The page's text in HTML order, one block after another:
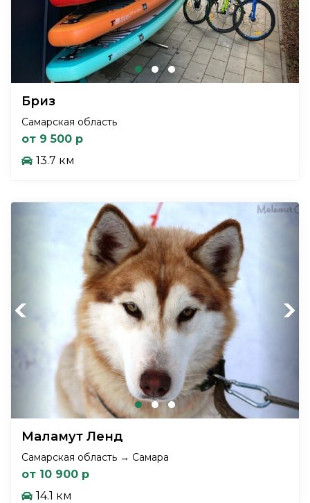
Бриз
Самарская область
от 9 500 р
13.7 км
Previous Next
Маламут Ленд
Самарская область → Самара
от 10 900 р
14.1 км